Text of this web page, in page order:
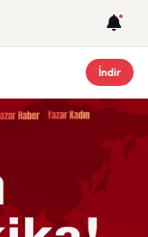
İndir